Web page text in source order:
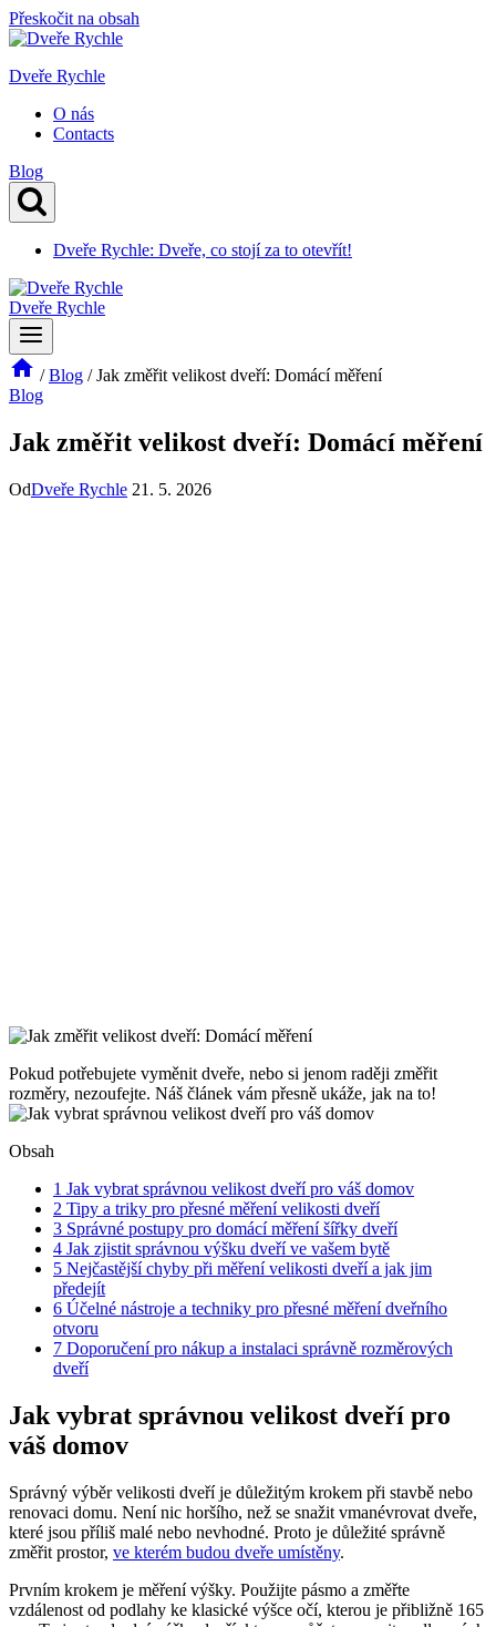
Přeskočit na obsah
Dveře Rychle
O nás
Contacts
Blog
Dveře Rychle: Dveře, co stojí za to otevřít!
Dveře Rychle
/ Blog / Jak změřit velikost dveří: Domácí měření
Blog
Jak změřit velikost dveří: Domácí měření
OdDveře Rychle 21. 5. 2026
Pokud potřebujete vyměnit dveře, nebo si jenom raději změřit
rozměry, nezoufejte. Náš článek vám přesně ukáže, jak na to!
Obsah
1 Jak vybrat správnou velikost dveří pro váš domov
2 Tipy a triky pro přesné měření velikosti dveří
3 Správné postupy pro domácí měření šířky dveří
4 Jak zjistit správnou výšku dveří ve vašem bytě
5 Nejčastější chyby při měření velikosti dveří a jak jim
předejít
6 Účelné nástroje a techniky pro přesné měření dveřního
otvoru
7 Doporučení pro nákup a instalaci správně rozměrových
dveří
Jak vybrat správnou velikost dveří pro
váš domov
Správný výběr velikosti dveří je důležitým krokem při stavbě nebo
renovaci domu. Není nic horšího, než se snažit vmanévrovat dveře,
které jsou příliš malé nebo nevhodné. Proto je důležité správně
změřit prostor, ve kterém budou dveře umístěny.
Prvním krokem je měření výšky. Použijte pásmo a změřte
vzdálenost od podlahy ke klasické výšce očí, kterou je přibližně 165